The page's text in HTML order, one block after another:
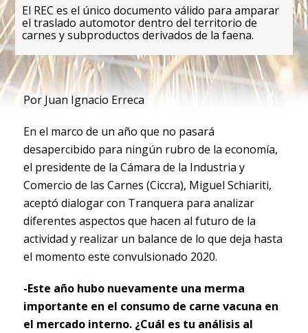
El REC es el único documento válido para amparar
el traslado automotor dentro del territorio de
carnes y subproductos derivados de la faena.
Por Juan Ignacio Erreca
En el marco de un año que no pasará
desapercibido para ningún rubro de la economía,
el presidente de la Cámara de la Industria y
Comercio de las Carnes (Ciccra), Miguel Schiariti,
aceptó dialogar con Tranquera para analizar
diferentes aspectos que hacen al futuro de la
actividad y realizar un balance de lo que deja hasta
el momento este convulsionado 2020.
-Este año hubo nuevamente una merma
importante en el consumo de carne vacuna en
el mercado interno. ¿Cuál es tu análisis al